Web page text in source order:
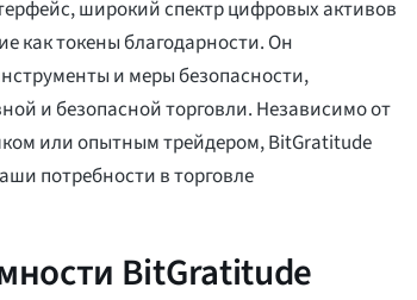
широкий спектр цифровых активов
как токены благодарности. Он
и меры безопасности,
и безопасной торговли. Независимо от
или опытным трейдером, BitGratitude
потребности в торговле
BitGratitude